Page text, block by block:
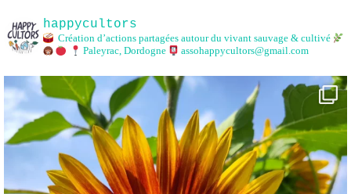
happycultors
Création d’actions partagées autour du vivant sauvage & cultivé
Paleyrac, Dordogne
assohappycultors@gmail.com